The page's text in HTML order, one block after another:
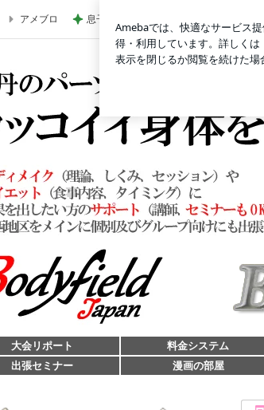
あきひとのカッコイイ身体を目指すブログ
アメブロ 息子の発疹でまた仕事をお休み
大会リポート 料金システム
出張セミナー
漫画の部屋